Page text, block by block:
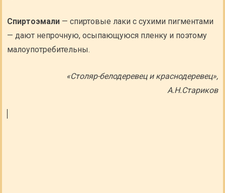
Спиртоэмали — спиртовые лаки с сухими пигментами
— дают непрочную, осыпающуюся пленку и поэтому
малоупотребительны.
«Столяр-белодеревец и краснодеревец»,
А.Н.Стариков